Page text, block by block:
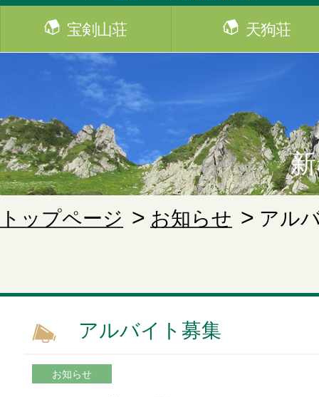
宝剣山荘 天狗荘
トップページ お知らせ アル
アルバイト募集
お知らせ